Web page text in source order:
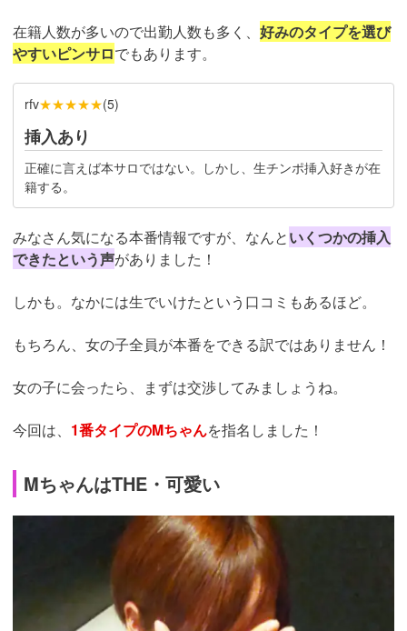
在籍人数が多いので出勤人数も多く、 好みのタイプを選び
やすいピンサロでもあります。
rfv★★★★★(5)
挿入あり
正確に言えば本サロではない。
しかし、生チンポ挿入好きが在
籍する。
みなさん気になる本番情報ですが、なんといくつかの挿入
できたという声がありました！
しかも。なかには生でいけたという口コミもあるほど。
もちろん、女の子全員が本番をできる訳ではありません！
女の子に会ったら、まずは交渉してみましょうね。
今回は、 1番タイプのMちゃんを指名しました！
MちゃんはTHE・可愛い